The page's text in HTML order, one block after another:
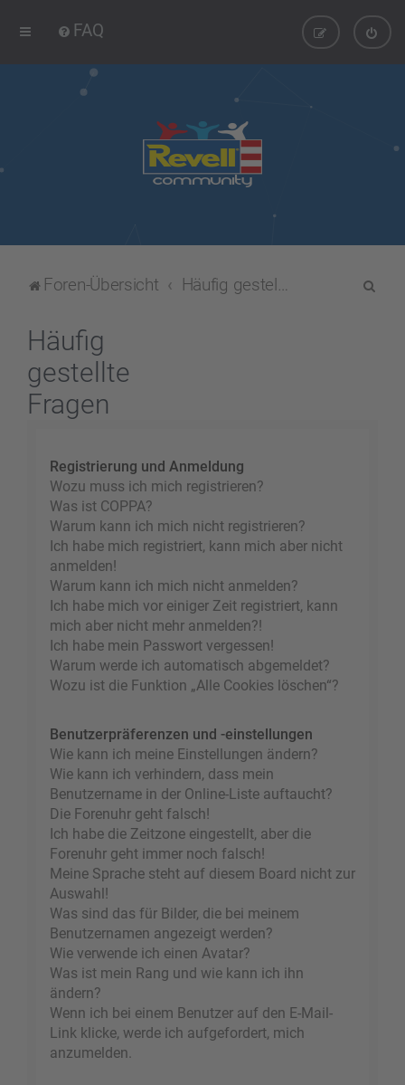
FAQ
Foren-Übersicht Häufig gestellte Fragen
Häufig
gestellte
Fragen
Registrierung und Anmeldung
Wozu muss ich mich registrieren?
Was ist COPPA?
Warum kann ich mich nicht registrieren?
Ich habe mich registriert, kann mich aber nicht
anmelden!
Warum kann ich mich nicht anmelden?
Ich habe mich vor einiger Zeit registriert, kann
mich aber nicht mehr anmelden?!
Ich habe mein Passwort vergessen!
Warum werde ich automatisch abgemeldet?
Wozu ist die Funktion „Alle Cookies löschen“?
Benutzerpräferenzen und -einstellungen
Wie kann ich meine Einstellungen ändern?
Wie kann ich verhindern, dass mein
Benutzername in der Online-Liste auftaucht?
Die Forenuhr geht falsch!
Ich habe die Zeitzone eingestellt, aber die
Forenuhr geht immer noch falsch!
Meine Sprache steht auf diesem Board nicht zur
Auswahl!
Was sind das für Bilder, die bei meinem
Benutzernamen angezeigt werden?
Wie verwende ich einen Avatar?
Was ist mein Rang und wie kann ich ihn
ändern?
Wenn ich bei einem Benutzer auf den E-Mail-
Link klicke, werde ich aufgefordert, mich
anzumelden.